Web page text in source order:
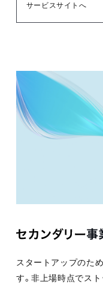
サービスサイトへ
スタートアップのた
す。非上場時点でス